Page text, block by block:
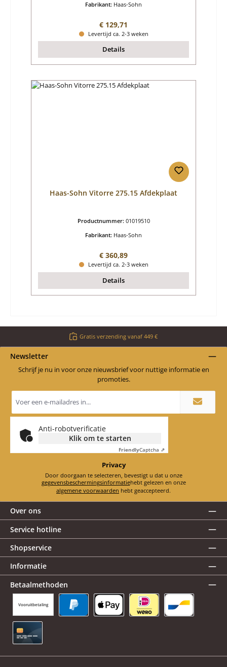
Fabrikant: Haas-Sohn
Normale prijs:
€ 129,71
Levertijd ca. 2-3 weken
Details
Haas-Sohn Vitorre 275.15 Afdekplaat
Productnummer: 01019510
Fabrikant: Haas-Sohn
Normale prijs:
€ 360,89
Levertijd ca. 2-3 weken
Details
Gratis verzending vanaf 449 €
Newsletter
Schrijf je nu in voor onze nieuwsbrief voor nuttige informatie en
promoties.
mailadres
Anti-robotverificatie
Klik om te starten
FriendlyCaptcha ⇗
Privacy
Door doorgaan te selecteren, bevestigt u dat u onze
gegevensbeschermingsinformatie
hebt gelezen en onze
algemene voorwaarden hebt geaccepteerd.
Over ons
Service hotline
Shopservice
Informatie
Betaalmethoden
Vooruitbetaling